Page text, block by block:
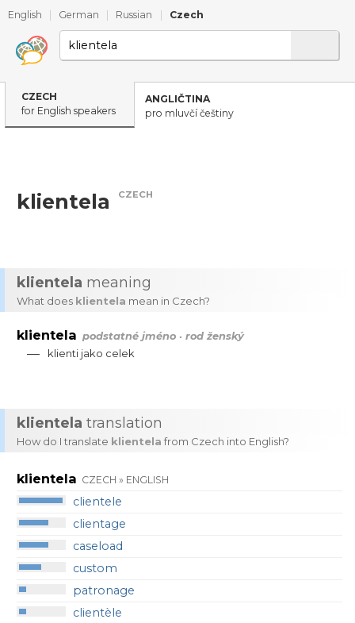
English German Russian Czech
CZECH
for English speakers
ANGLIČTINA
pro mluvčí češtiny
klientela CZECH
klientela meaning
What does klientela mean in Czech?
klientela podstatné jméno · rod ženský
— klienti jako celek
klientela translation
How do I translate klientelafrom Czech into English?
klientela CZECH » ENGLISH
clientele
clientage
caseload
custom
patronage
clientèle